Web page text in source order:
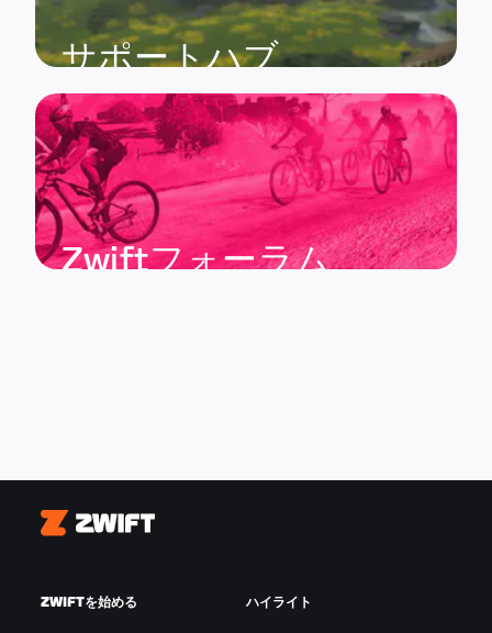
サポートハブ
Zwiftフォーラム
Zwift
ZWIFTを始める ハイライト